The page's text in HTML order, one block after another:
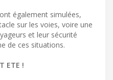
également simulées,
sur les voies, voire une
et leur sécurité
de ces situations.
ETE !